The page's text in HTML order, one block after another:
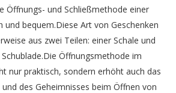
Öffnungs- und Schließmethode einer
und bequem.Diese Art von Geschenken
aus zwei Teilen: einer Schale und
Öffnungsmethode im
nur praktisch, sondern erhöht auch das
des Geheimnisses beim Öffnen von